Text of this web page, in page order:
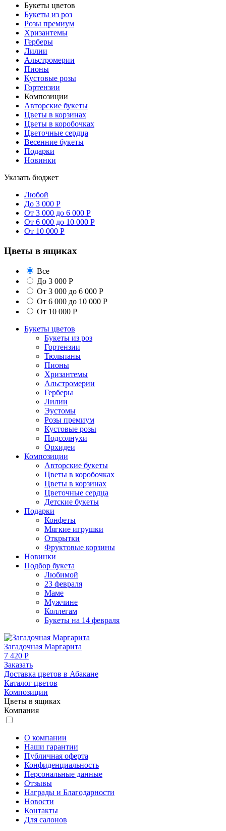
Букеты цветов
Букеты из роз
Розы премиум
Хризантемы
Герберы
Лилии
Альстромерии
Пионы
Кустовые розы
Гортензии
Композиции
Авторские букеты
Цветы в корзинах
Цветы в коробочках
Цветочные сердца
Весенние букеты
Подарки
Новинки
Указать бюджет
Любой
До 3 000 Р
От 3 000 до 6 000 Р
От 6 000 до 10 000 Р
От 10 000 Р
Цветы в ящиках
Все
До 3 000 Р
От 3 000 до 6 000 Р
От 6 000 до 10 000 Р
От 10 000 Р
Букеты цветов
Букеты из роз
Гортензии
Тюльпаны
Пионы
Хризантемы
Альстромерии
Герберы
Лилии
Эустомы
Розы премиум
Кустовые розы
Подсолнухи
Орхидеи
Композиции
Авторские букеты
Цветы в коробочках
Цветы в корзинах
Цветочные сердца
Детские букеты
Подарки
Конфеты
Мягкие игрушки
Открытки
Фруктовые корзины
Новинки
Подбор букета
Любимой
23 февраля
Маме
Мужчине
Коллегам
Букеты на 14 февраля
Загадочная Маргарита
7 420 Р
Заказать
Доставка цветов в Абакане
Каталог цветов
Композиции
Цветы в ящиках
Компания
О компании
Наши гарантии
Публичная оферта
Конфиденциальность
Персональные данные
Отзывы
Награды и Благодарности
Новости
Контакты
Для салонов